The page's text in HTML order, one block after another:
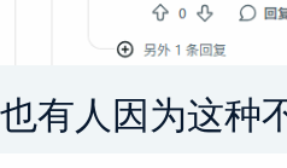
也有人因为这种